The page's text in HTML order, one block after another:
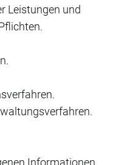
Leistungen und
Informationen.